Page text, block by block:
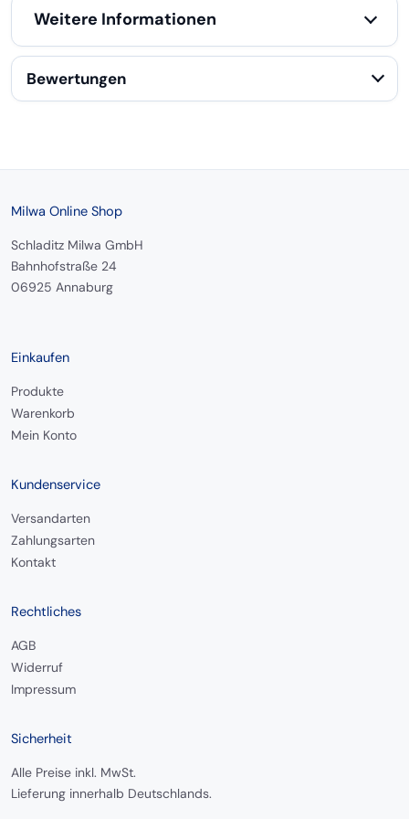
Weitere Informationen
Bewertungen
Milwa Online Shop
Schladitz Milwa GmbH
Bahnhofstraße 24
06925 Annaburg
Einkaufen
Produkte
Warenkorb
Mein Konto
Kundenservice
Versandarten
Zahlungsarten
Kontakt
Rechtliches
AGB
Widerruf
Impressum
Sicherheit
Alle Preise inkl. MwSt.
Lieferung innerhalb Deutschlands.